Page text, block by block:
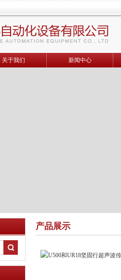
关于我们 新闻中心
产品展示